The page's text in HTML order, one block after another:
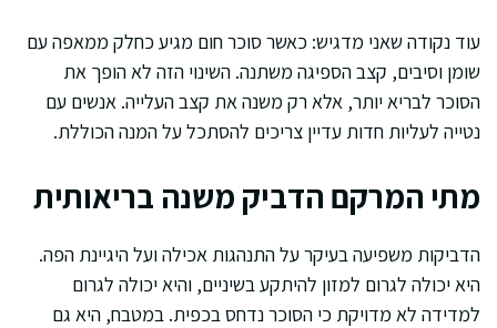
עוד נקודה שאני מדגיש: כאשר סוכר חום מגיע כחלק ממאפה עם
שומן וסיבים, קצב הספיגה משתנה. השינוי הזה לא הופך את
הסוכר לבריא יותר, אלא רק משנה את קצב העלייה. אנשים עם
נטייה לעליות חדות עדיין צריכים להסתכל על המנה הכוללת.
מתי המרקם הדביק משנה בריאותית
הדביקות משפיעה בעיקר על התנהגות אכילה ועל היגיינת הפה.
היא יכולה לגרום למזון להיתקע בשיניים, והיא יכולה לגרום
למדידה לא מדויקת כי הסוכר נדחס בכפית. במטבח, היא גם